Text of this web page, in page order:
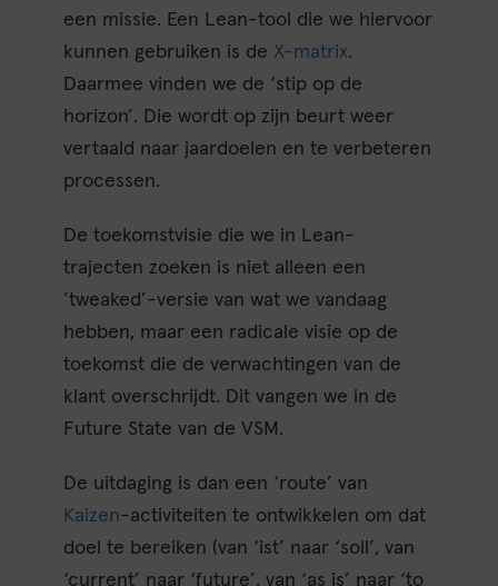
een missie. Een Lean-tool die we hiervoor
kunnen gebruiken is deX-matrix.
Daarmee vinden we de ‘stip op de
horizon’. Die wordt op zijn beurt weer
vertaald naar jaardoelen en te verbeteren
processen.
De toekomstvisie die we in Lean-
trajecten zoeken is niet alleen een
’tweaked’-versie van wat we vandaag
hebben, maar een radicale visie op de
toekomst die de verwachtingen van de
klant overschrijdt. Dit vangen we in de
Future State van de VSM.
De uitdaging is dan een ‘route’ van
Kaizen-activiteiten te ontwikkelen om dat
doel te bereiken (van ‘ist’ naar ‘soll’, van
‘current’ naar ‘future’, van ‘as is’ naar ‘to